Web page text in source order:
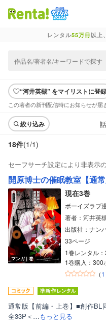
レンタル55万冊以上
“河井英槻” をマイリストに登録
この著者の新刊配信時にお知らせが届
絞り込み
18件(1/1)
セーフサーチ設定により非表示
開原博士の催眠教室【通常
マンガ｜巻
現在3巻
ボーイズラブ
著者：河井英
出版社：ナン
33ページ
1巻レンタル
1巻購入：300
（1
通常版【前編・上巻】■創作BL
全33P＜…もっと見る